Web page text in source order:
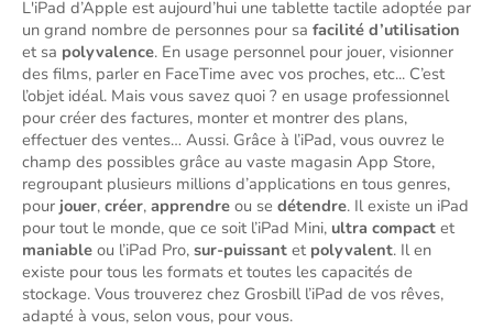
L'iPad d’Apple est aujourd’hui une tablette tactile adoptée par
un grand nombre de personnes pour sa facilité d’utilisation
et sa polyvalence. En usage personnel pour jouer, visionner
des films, parler en FaceTime avec vos proches, etc... C’est
l’objet idéal. Mais vous savez quoi ? en usage professionnel
pour créer des factures, monter et montrer des plans,
effectuer des ventes… Aussi. Grâce à l’iPad, vous ouvrez le
champ des possibles grâce au vaste magasin App Store,
regroupant plusieurs millions d’applications en tous genres,
pour jouer, créer, apprendre ou se détendre. Il existe un iPad
pour tout le monde, que ce soit l’iPad Mini, ultra compact
et
maniable ou l’iPad Pro, sur-puissant et polyvalent. Il en
existe pour tous les formats et toutes les capacités de
stockage. Vous trouverez chez Grosbill l’iPad de vos rêves,
adapté à vous, selon vous, pour vous.